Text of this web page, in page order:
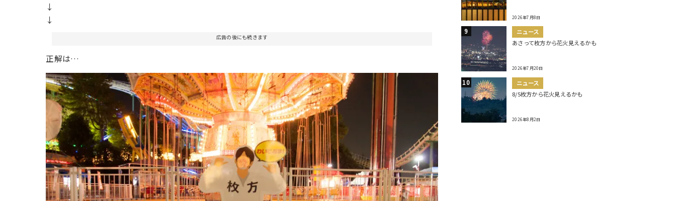
↓
↓
広告の後にも続きます
正解は…
2026年7月8日
ニュース
あさって枚方から花火見えるかも
2026年7月20日
ニュース
8/5枚方から花火見えるかも
2026年8月2日